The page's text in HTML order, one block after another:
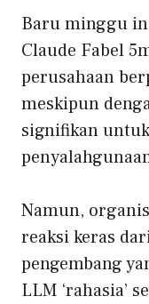
Baru minggu
Claude Fabel 5
perusahaan
meskipun
signifikan
Namun,
reaksi keras
pengembang
LLM ‘rahasia’